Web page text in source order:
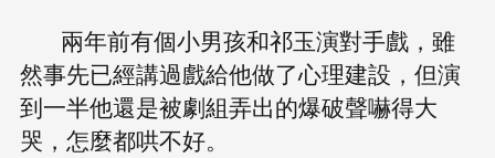
兩年前有個小男孩和祁玉演對手戲，雖
然事先已經講過戲給他做了心理建設，但演
到一半他還是被劇組弄出的爆破聲嚇得大
哭，怎麼都哄不好。